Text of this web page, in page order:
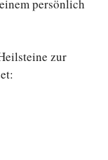
persönlich
zur